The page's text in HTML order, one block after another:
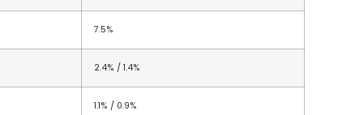
7.5%
2.4% / 1.4%
1.1% / 0.9%